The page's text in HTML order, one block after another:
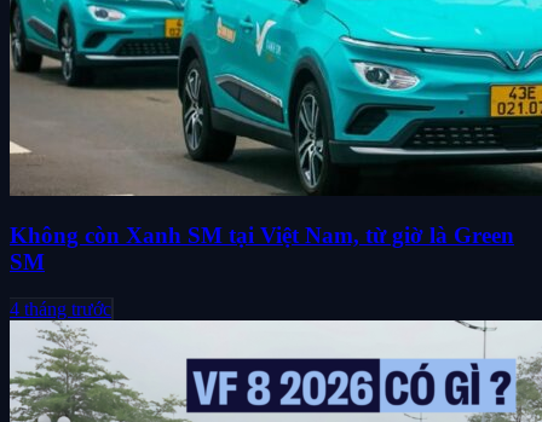
Không còn Xanh SM tại Việt Nam, từ giờ là Green
SM
4 tháng trước